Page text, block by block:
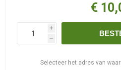
€
i
h
Selecteer het adres van